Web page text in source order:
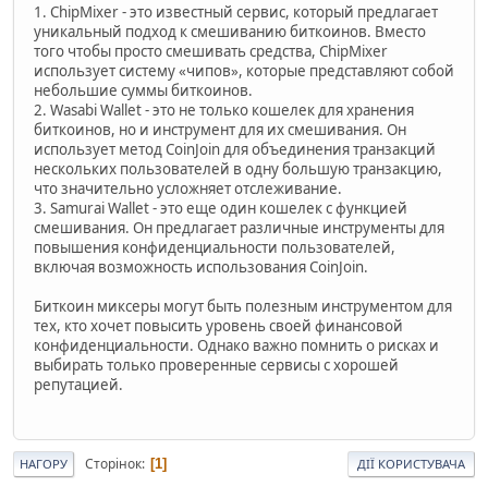
1. ChipMixer - это известный сервис, который предлагает
уникальный подход к смешиванию биткоинов. Вместо
того чтобы просто смешивать средства, ChipMixer
использует систему «чипов», которые представляют собой
небольшие суммы биткоинов.
2. Wasabi Wallet - это не только кошелек для хранения
биткоинов, но и инструмент для их смешивания. Он
использует метод CoinJoin для объединения транзакций
нескольких пользователей в одну большую транзакцию,
что значительно усложняет отслеживание.
3. Samurai Wallet - это еще один кошелек с функцией
смешивания. Он предлагает различные инструменты для
повышения конфиденциальности пользователей,
включая возможность использования CoinJoin.
Биткоин миксеры могут быть полезным инструментом для
тех, кто хочет повысить уровень своей финансовой
конфиденциальности. Однако важно помнить о рисках и
выбирать только проверенные сервисы с хорошей
репутацией.
НАГОРУ Сторінок 1 ДІЇ КОРИСТУВАЧА